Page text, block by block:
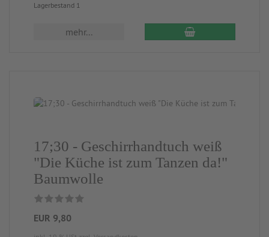
Lagerbestand 1
mehr...
17;30 - Geschirrhandtuch weiß
"Die Küche ist zum Tanzen da!"
Baumwolle
EUR 9,80